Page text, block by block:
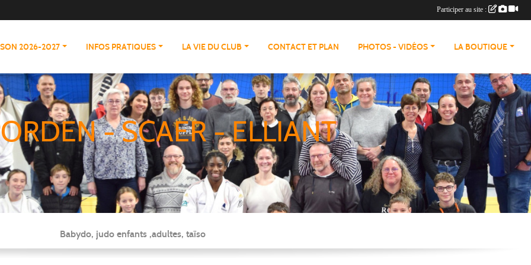
2026-2027 INFOS PRATIQUES LA VIE DU CLUB CONTACT ET PLAN PHOTOS - VIDÉOS LA BOUTIQUE
- SCAER - ELLIANT
Babydo, judo enfants ,adultes, taïso
Participer au site :